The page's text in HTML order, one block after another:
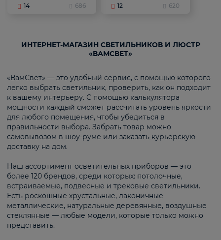
14 686 12 620
ИНТЕРНЕТ-МАГАЗИН СВЕТИЛЬНИКОВ И ЛЮСТР
«ВАМСВЕТ»
«ВамСвет» — это удобный сервис, с помощью которого
легко выбрать светильник, проверить, как он подходит
к вашему интерьеру. С помощью калькулятора
мощности каждый сможет рассчитать уровень яркости
для любого помещения, чтобы убедиться в
правильности выбора. Забрать товар можно
самовывозом в шоу-руме или заказать курьерскую
доставку на дом.
Наш ассортимент осветительных приборов — это
более 120 брендов, среди которых: потолочные,
встраиваемые, подвесные и трековые светильники.
Есть роскошные хрустальные, лаконичные
металлические, натуральные деревянные, воздушные
стеклянные — любые модели, которые только можно
представить.